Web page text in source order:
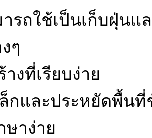
รถใช้เป็นเก็บฝุ่น
ๆ
างที่เรียบง่าย
กและประหยัดพื้น
ษาง่าย